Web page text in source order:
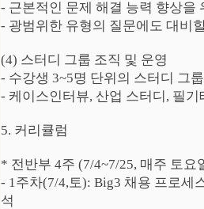
- 근본적인 문제 해결 능력 향상을
- 광범위한 유형의 질문에도 대비
(4) 스터디 그룹 조직 및 운영
- 수강생 3~5명 단위의 스터디 그
- 케이스인터뷰, 산업 스터디, 필
5. 커리큘럼
* 전반부 4주 (7/4~7/25, 매주 토요
- 1주차(7/4,토): Big3 채용 프로세
석